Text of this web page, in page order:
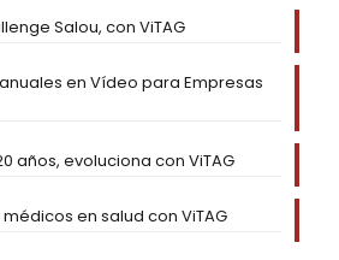
Salou, con ViTAG
en Vídeo para Empresas
años, evoluciona con ViTAG
en salud con ViTAG